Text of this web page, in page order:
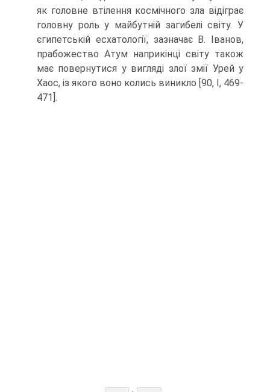
як головне втілен­ня космічного зла відіграє
головну роль у майбутній загибелі світу. У
єгипетській есхатології, зазначає В. Іванов,
прабожество Атум наприкінці світу також
має повернутися у вигляді злої змії Урей у
Хаос, із якого воно колись виникло [90, І, 469-
471].